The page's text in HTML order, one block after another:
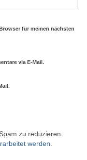
für meinen nächsten
via E-Mail.
zu reduzieren.
werden.